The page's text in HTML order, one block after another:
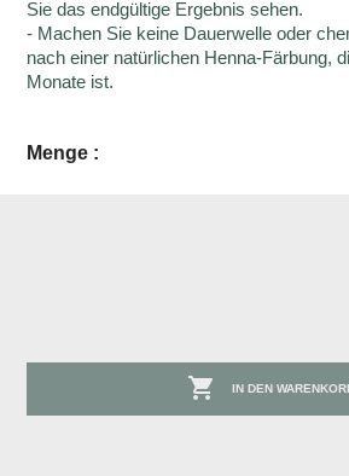
Sie das endgültige Ergebnis sehen.
- Machen Sie keine Dauerwelle oder
nach einer natürlichen Henna-Färbung,
Monate ist.
Menge :
 IN DEN